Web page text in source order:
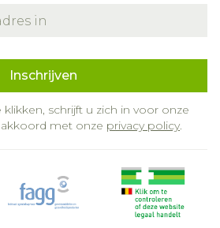
Inschrijven
schrijft u zich in voor onze
met onze privacy policy.